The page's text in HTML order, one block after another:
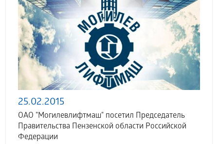
25.02.2015
ОАО "Могилевлифтмаш" посетил Председатель
Правительства Пензенской области Российской
Федерации